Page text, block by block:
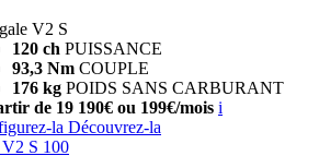
V2 S
120 ch PUISSANCE
93,3 Nm COUPLE
176 kg POIDS SANS CARBURANT
de 19 190€ ou 199€/mois i
la Découvrez-la
V2 S 100